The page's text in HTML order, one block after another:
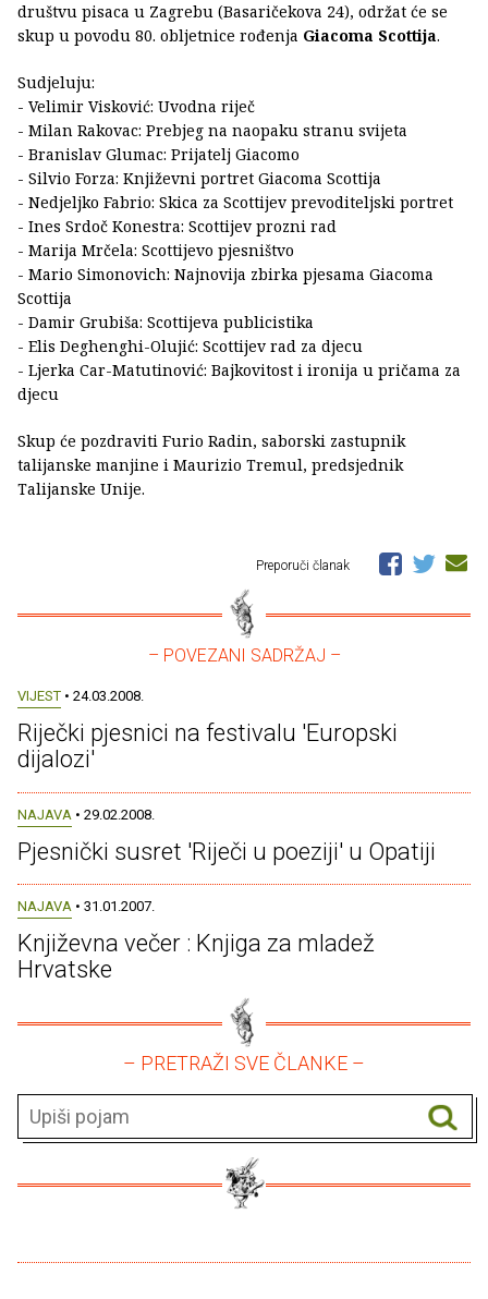
društvu pisaca u Zagrebu (Basaričekova 24), održat će se
skup u povodu 80. obljetnice rođenja Giacoma Scottija.
Sudjeluju:
- Velimir Visković: Uvodna riječ
- Milan Rakovac: Prebjeg na naopaku stranu svijeta
- Branislav Glumac: Prijatelj Giacomo
- Silvio Forza: Književni portret Giacoma Scottija
- Nedjeljko Fabrio: Skica za Scottijev prevoditeljski portret
- Ines Srdoč Konestra: Scottijev prozni rad
- Marija Mrčela: Scottijevo pjesništvo
- Mario Simonovich: Najnovija zbirka pjesama Giacoma
Scottija
- Damir Grubiša: Scottijeva publicistika
- Elis Deghenghi-Olujić: Scottijev rad za djecu
- Ljerka Car-Matutinović: Bajkovitost i ironija u pričama za
djecu
Skup će pozdraviti Furio Radin, saborski zastupnik
talijanske manjine i Maurizio Tremul, predsjednik
Talijanske Unije.
Preporuči članak
– POVEZANI SADRŽAJ –
VIJEST • 24.03.2008.
Riječki pjesnici na festivalu 'Europski
dijalozi'
NAJAVA • 29.02.2008.
Pjesnički susret 'Riječi u poeziji' u Opatiji
NAJAVA • 31.01.2007.
Književna večer : Knjiga za mladež
Hrvatske
– PRETRAŽI SVE ČLANKE –